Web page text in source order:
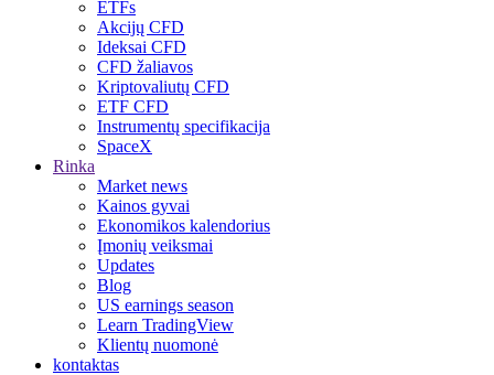
ETFs
Akcijų CFD
Ideksai CFD
CFD žaliavos
Kriptovaliutų CFD
ETF CFD
Instrumentų specifikacija
SpaceX
Rinka
Market news
Kainos gyvai
Ekonomikos kalendorius
Įmonių veiksmai
Updates
Blog
US earnings season
Learn TradingView
Klientų nuomonė
kontaktas